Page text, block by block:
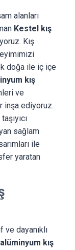
alanları
Kestel kış
Kış
doğa ile iç içe
kış
ve
inşa ediyoruz.
sağlam
ile
yaratan
dayanıklı
kış